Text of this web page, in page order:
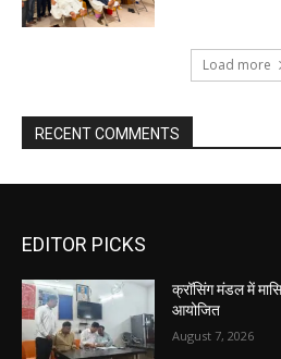
Load more
RECENT COMMENTS
EDITOR PICKS
क्रॉसिंग मंडल में
आयोजित
August 7, 2026